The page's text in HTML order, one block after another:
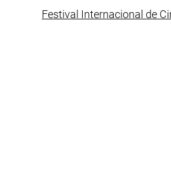
Festival Internacional de